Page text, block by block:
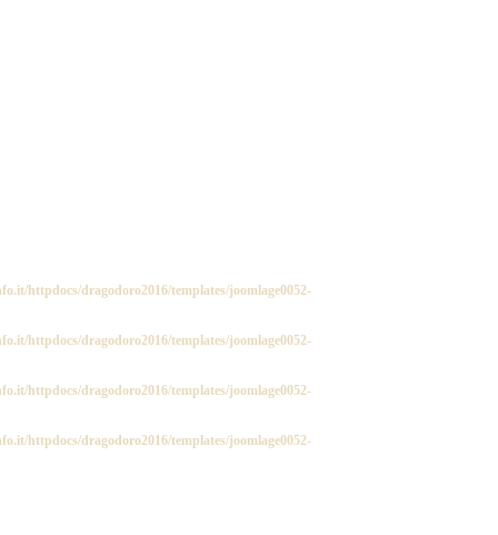
httpdocs/dragodoro2016/templates/joomlage0052-
httpdocs/dragodoro2016/templates/joomlage0052-
httpdocs/dragodoro2016/templates/joomlage0052-
httpdocs/dragodoro2016/templates/joomlage0052-